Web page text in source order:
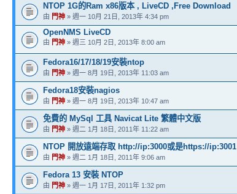
NTOP 1G的Ram x86版本 , LiveCD ,Free Download
由 門神 » 週一 10月 21日, 2013年 4:34 pm
OpenNMS LiveCD
由 門神 » 週三 10月 2日, 2013年 8:00 am
Fedora16/17/18/19安裝ntop
由 門神 » 週一 8月 19日, 2013年 11:03 am
Fedora18安裝nagios
由 門神 » 週一 8月 19日, 2013年 10:47 am
免費的 MySql 工具 Navicat Lite 繁體中文版
由 門神 » 週二 1月 18日, 2011年 11:22 am
NTOP 開放遠端存取 http://ip:3000或是https://ip:3001
由 門神 » 週二 1月 18日, 2011年 9:06 am
Fedora 13 安裝 NTOP
由 門神 » 週一 1月 17日, 2011年 1:32 pm